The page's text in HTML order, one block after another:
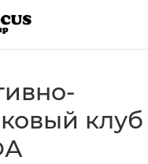
клуб